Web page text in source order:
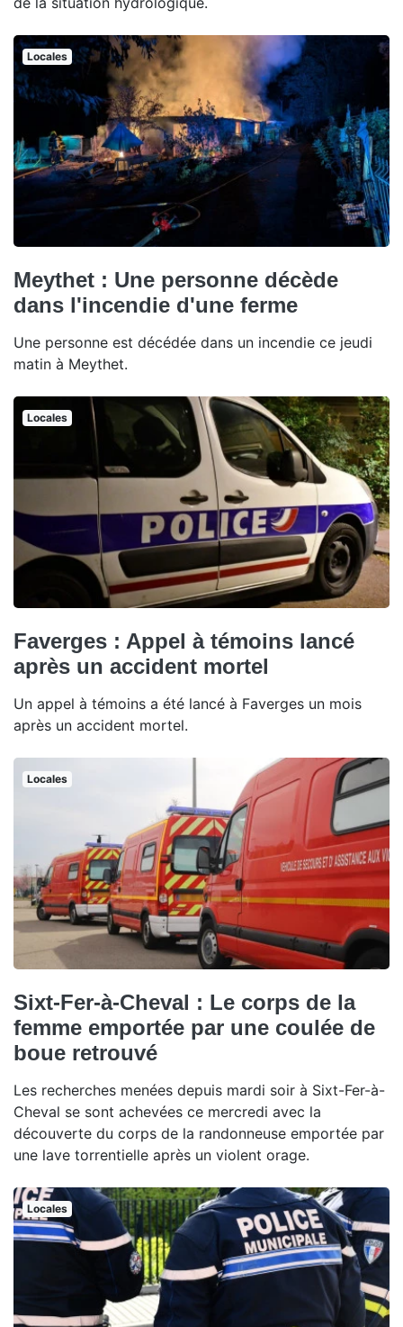
Locales
Meythet : Une personne décède
dans l'incendie d'une ferme
Une personne est décédée dans un incendie ce jeudi
matin à Meythet.
Locales
Faverges : Appel à témoins lancé
après un accident mortel
Un appel à témoins a été lancé à Faverges un mois
après un accident mortel.
Locales
Sixt-Fer-à-Cheval : Le corps de la
femme emportée par une coulée de
boue retrouvé
Les recherches menées depuis mardi soir à Sixt-Fer-à-
Cheval se sont achevées ce mercredi avec la
découverte du corps de la randonneuse emportée par
une lave torrentielle après un violent orage.
Locales